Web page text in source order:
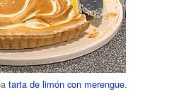
tarta de limón con merengue.